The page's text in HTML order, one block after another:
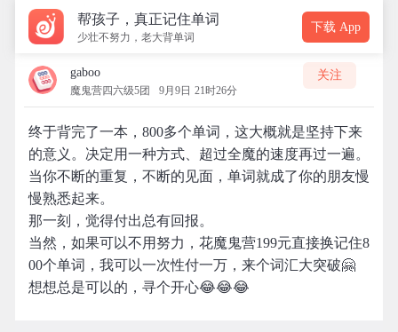
帮孩子，真正记住单词
少壮不努力，老大背单词
下载 App
gaboo
魔鬼营四六级5团 9月9日 21时26分
关注
终于背完了一本，800多个单词，这大概就是坚持下来
的意义。决定用一种方式、超过全魔的速度再过一遍。
当你不断的重复，不断的见面，单词就成了你的朋友慢
慢熟悉起来。
那一刻，觉得付出总有回报。
当然，如果可以不用努力，花魔鬼营199元直接换记住8
00个单词，我可以一次性付一万，来个词汇大突破🤗
想想总是可以的，寻个开心😂😂😂